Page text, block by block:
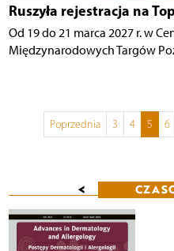
Ruszyła rejestracja na
Od 19 do 21 marca 2027 r. w
Międzynarodowych Targów
Poprzednia 3 4 5 6
<